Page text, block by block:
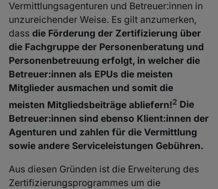
Vermittlungsagenturen und Betreuer:innen in
unzureichender Weise. Es gilt anzumerken,
dass die Förderung der Zertifizierung über
die Fachgruppe der Personenberatung und
Personenbetreuung erfolgt, in welcher die
Betreuer:innen als EPUs die meisten
Mitglieder ausmachen und somit die
meisten Mitgliedsbeiträge abliefern!2 Die
Betreuer:innen sind ebenso Klient:innen der
Agenturen und zahlen für die Vermittlung
sowie andere Serviceleistungen Gebühren.
Aus diesen Gründen ist die Erweiterung des
Zertifizierungsprogrammes um die